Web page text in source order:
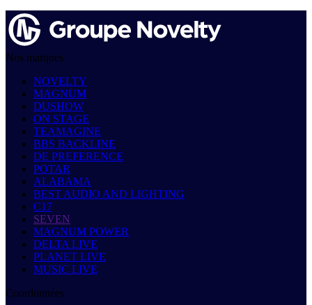
Nos marques
NOVELTY
MAGNUM
DUSHOW
ON STAGE
TEAMAGINE
BBS BACKLINE
DE PREFERENCE
POTAR
ALABAMA
BEST AUDIO AND LIGHTING
C17
SEVEN
MAGNUM POWER
DELTA LIVE
PLANET LIVE
MUSIC LIVE
Coordonnées